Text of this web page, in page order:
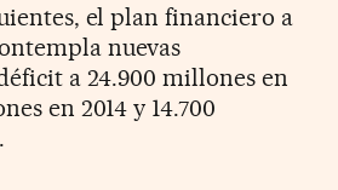
el plan financiero a
nuevas
a 24.900 millones en
en 2014 y 14.700